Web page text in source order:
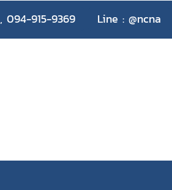
094-915-9369 Line : @ncna